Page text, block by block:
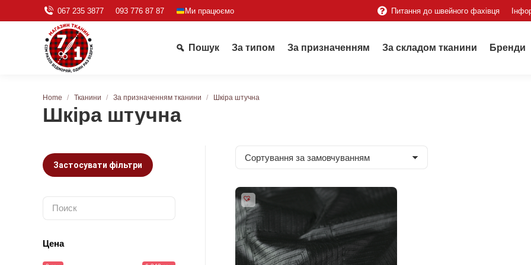
067 235 3877 093 776 87 87 Ми працюємо Питання до швейного фахівця
Пошук За типом За призначенням За складом тканини Бренди
Шкіра штучна
You are here:
Home Тканини За призначенням тканини Шкіра штучна
Застосувати фільтри
Цена